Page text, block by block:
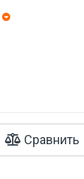
Сравнить